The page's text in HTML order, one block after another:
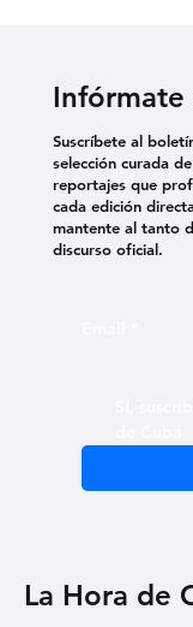
Suscríbete al
selección curada
reportajes que
cada edición
mantente al tanto
discurso oficial.
La Hora de